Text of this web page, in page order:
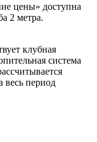
цены» доступна
2 метра.
клубная
система
весь период